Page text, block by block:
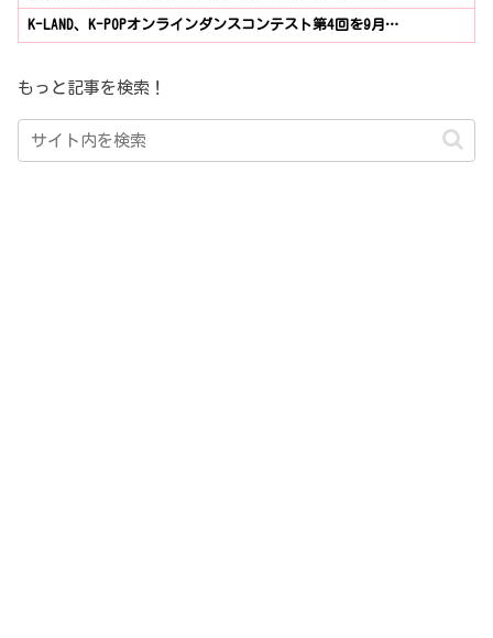
K-LAND、K-POPオンラインダンスコンテスト第4回を9月…
もっと記事を検索！